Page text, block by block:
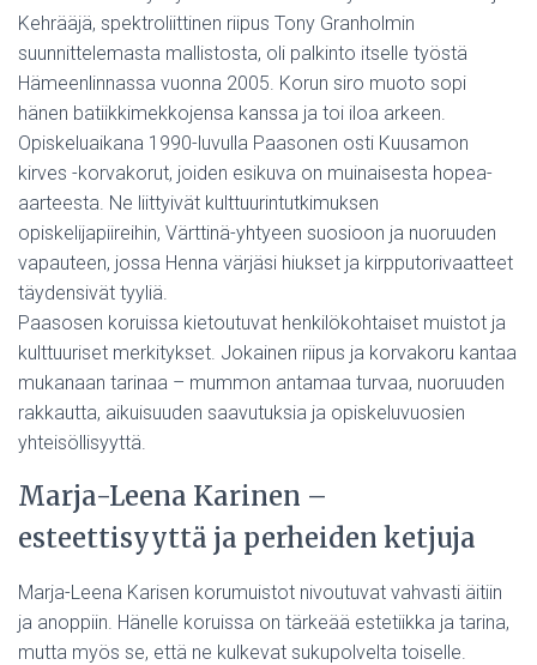
Kehrääjä, spektroliittinen riipus Tony Granholmin
suunnittelemasta mallistosta, oli palkinto itselle työstä
Hämeenlinnassa vuonna 2005. Korun siro muoto sopi
hänen batiikkimekkojensa kanssa ja toi iloa arkeen.
Opiskeluaikana 1990-luvulla Paasonen osti Kuusamon
kirves -korvakorut, joiden esikuva on muinaisesta hopea-
aarteesta. Ne liittyivät kulttuurintutkimuksen
opiskelijapiireihin, Värttinä-yhtyeen suosioon ja nuoruuden
vapauteen, jossa Henna värjäsi hiukset ja kirpputorivaatteet
täydensivät tyyliä.
Paasosen koruissa kietoutuvat henkilökohtaiset muistot ja
kulttuuriset merkitykset. Jokainen riipus ja korvakoru kantaa
mukanaan tarinaa – mummon antamaa turvaa, nuoruuden
rakkautta, aikuisuuden saavutuksia ja opiskeluvuosien
yhteisöllisyyttä.
Marja-Leena Karinen –
esteettisyyttä ja perheiden ketjuja
Marja-Leena Karisen korumuistot nivoutuvat vahvasti äitiin
ja anoppiin. Hänelle koruissa on tärkeää estetiikka ja tarina,
mutta myös se, että ne kulkevat sukupolvelta toiselle.